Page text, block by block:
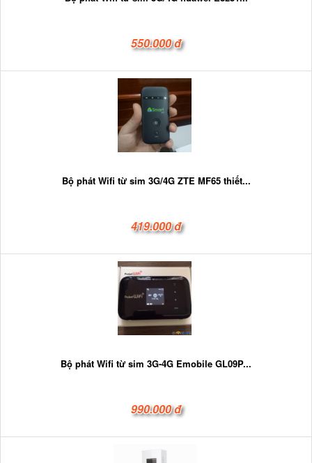
550.000 đ
Bộ phát Wifi từ sim 3G/4G ZTE MF65 thiết...
419.000 đ
Bộ phát Wifi từ sim 3G-4G Emobile GL09P...
990.000 đ